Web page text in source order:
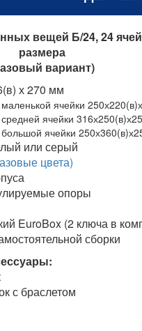
вещей Б/24, 24
размера
вариант)
х 270 мм
ячейки
ячейки
ячейки
или серый
цвета)
опоры
EuroBox (2 ключа в
сборки
с браслетом